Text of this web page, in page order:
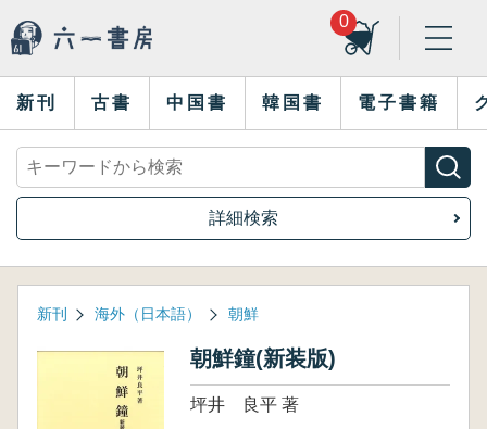
0
新刊 古書 中国書 韓国書 電子書籍
詳細検索
新刊 海外（日本語） 朝鮮
朝鮮鐘(新装版)
坪井 良平 著